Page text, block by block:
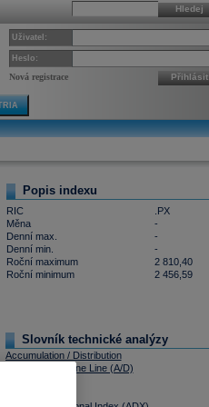
Hledej
Uživatel:
Heslo:
Nová registrace Přihlásit
Popis indexu
RIC
.PX
Měna
-
Denní max.
-
Denní min.
-
Roční maximum
2 810,40
Roční minimum
2 456,59
Slovník technické analýzy
Accumulation / Distribution
Advance - Decline Line (A/D)